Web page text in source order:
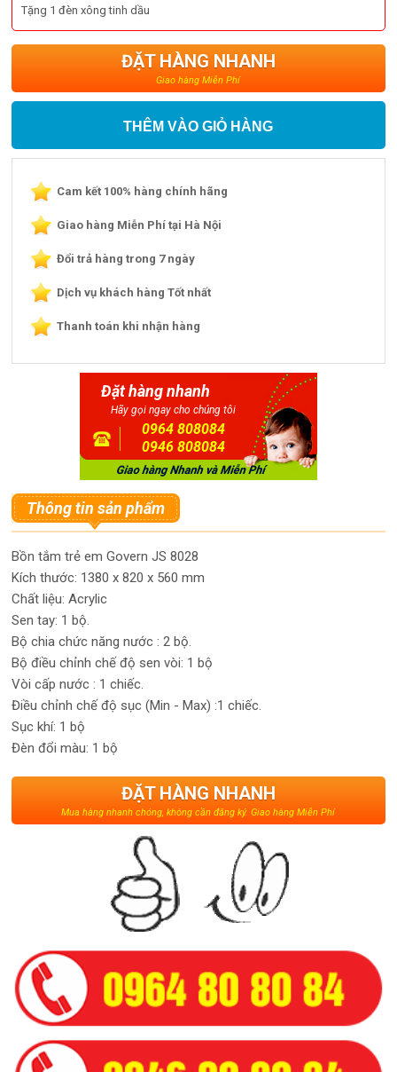
Tặng 1 đèn xông tinh dầu
ĐẶT HÀNG NHANH
Giao hàng Miễn Phí
THÊM VÀO GIỎ HÀNG
Cam kết 100% hàng chính hãng
Giao hàng Miễn Phí tại Hà Nội
Đổi trả hàng trong 7 ngày
Dịch vụ khách hàng Tốt nhất
Thanh toán khi nhận hàng
Đặt hàng nhanh
Hãy gọi ngay cho chúng tôi
0964 808084
0946 808084
Thông tin sản phẩm
Bồn tắm trẻ em Govern JS 8028
Kích thước: 1380 x 820 x 560 mm
Chất liệu: Acrylic
Sen tay: 1 bộ.
Bộ chia chức năng nước : 2 bộ.
Bộ điều chỉnh chế độ sen vòi: 1 bộ
Vòi cấp nước : 1 chiếc.
Điều chỉnh chế độ sục (Min - Max) :1 chiếc.
Sục khí: 1 bộ
Đèn đổi màu: 1 bộ
ĐẶT HÀNG NHANH
Mua hàng nhanh chóng, không cần đăng ký. Giao hàng Miễn Phí